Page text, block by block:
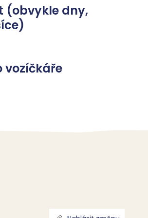
(obvykle dny,
vozíčkáře